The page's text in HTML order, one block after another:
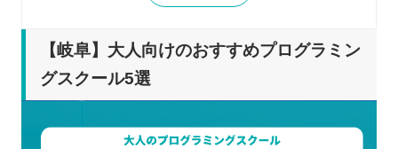
イント
スクールの口コミ・体験談を確認する
【岐阜】大人向けのおすすめプログラミン
グスクール5選